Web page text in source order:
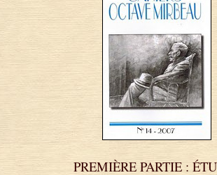
PREMIÈRE PARTIE :